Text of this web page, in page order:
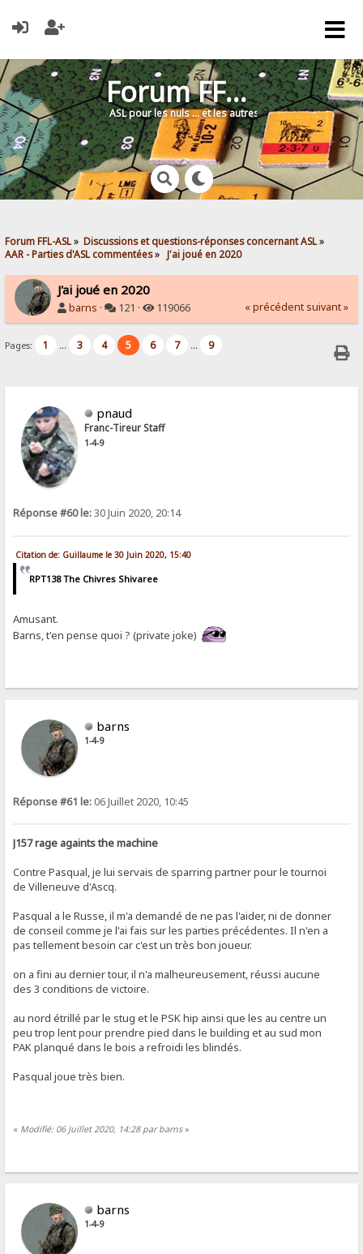
Forum FFL-ASL
ASL pour les nuls … et les autres !
Forum FFL-ASL» Discussions et questions-réponses concernant ASL»
AAR - Parties d'ASL commentées» J'ai joué en 2020
J'ai joué en 2020
barns · 121 · 119066 « précédent suivant »
Pages: 1 ... 3 4 5 6 7 ... 9
pnaud
Franc-Tireur Staff
1-4-9
Réponse #60 le:30 Juin 2020, 20:14
Citation de: Guillaume le 30 Juin 2020, 15:40
RPT138 The Chivres Shivaree
Amusant.
Barns, t'en pense quoi ? (private joke)
barns
1-4-9
Réponse #61 le: 06 Juillet 2020, 10:45
J157 rage againts the machine
Contre Pasqual, je lui servais de sparring partner pour le tournoi
de Villeneuve d'Ascq.
Pasqual a le Russe, il m'a demandé de ne pas l'aider, ni de donner
de conseil comme je l'ai fais sur les parties précédentes. Il n'en a
pas tellement besoin car c'est un très bon joueur.
on a fini au dernier tour, il n'a malheureusement, réussi aucune
des 3 conditions de victoire.
au nord étrillé par le stug et le PSK hip ainsi que les au centre un
peu trop lent pour prendre pied dans le building et au sud mon
PAK planqué dans le bois a refroidi les blindés.
Pasqual joue très bien.
« Modifié: 06 Juillet 2020, 14:28 par barns»
barns
1-4-9